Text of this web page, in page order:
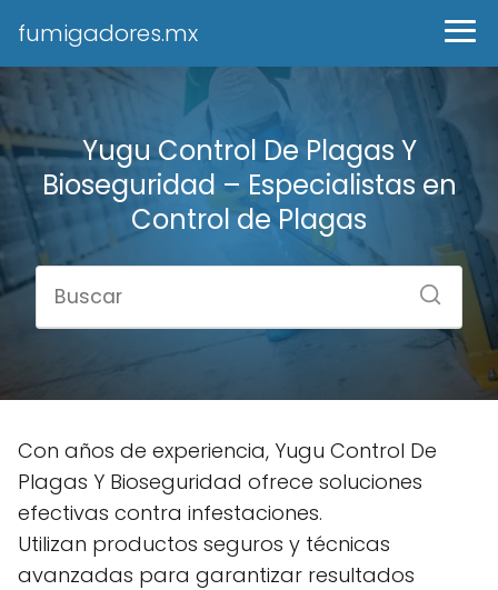
fumigadores.mx
Yugu Control De Plagas Y
Bioseguridad – Especialistas en
Control de Plagas
Con años de experiencia, Yugu Control De
Plagas Y Bioseguridad ofrece soluciones
efectivas contra infestaciones.
Utilizan productos seguros y técnicas
avanzadas para garantizar resultados